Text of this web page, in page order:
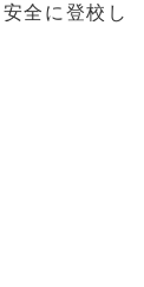
全に登校し